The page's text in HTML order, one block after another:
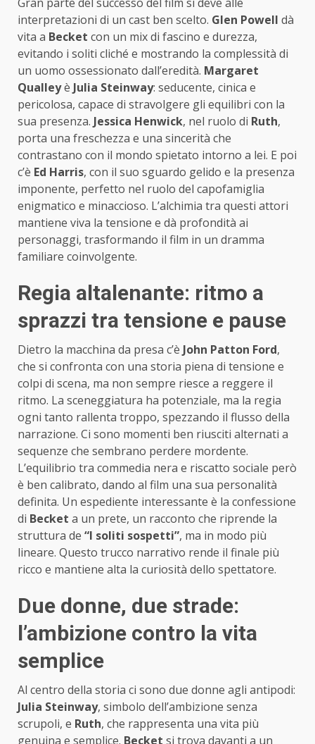
interpretazioni di un cast ben scelto. Glen Powell dà
vita a Becket con un mix di fascino e durezza,
evitando i soliti cliché e mostrando la complessità di
un uomo ossessionato dall’eredità. Margaret
Qualleyè Julia Steinway: seducente, cinica e
pericolosa, capace di stravolgere gli equilibri con la
sua presenza. Jessica Henwick, nel ruolo di Ruth,
porta una freschezza e una sincerità che
contrastano con il mondo spietato intorno a lei. E poi
c’è Ed Harris, con il suo sguardo gelido e la presenza
imponente, perfetto nel ruolo del capofamiglia
enigmatico e minaccioso. L’alchimia tra questi attori
mantiene viva la tensione e dà profondità ai
personaggi, trasformando il film in un dramma
familiare coinvolgente.
Regia altalenante: ritmo a
sprazzi tra tensione e pause
Dietro la macchina da presa c’è John Patton Ford,
che si confronta con una storia piena di tensione e
colpi di scena, ma non sempre riesce a reggere il
ritmo. La sceneggiatura ha potenziale, ma la regia
ogni tanto rallenta troppo, spezzando il flusso della
narrazione. Ci sono momenti ben riusciti alternati a
sequenze che sembrano perdere mordente.
L’equilibrio tra commedia nera e riscatto sociale però
è ben calibrato, dando al film una sua personalità
definita. Un espediente interessante è la confessione
di Becket a un prete, un racconto che riprende la
struttura de “I soliti sospetti”, ma in modo più
lineare. Questo trucco narrativo rende il finale più
ricco e mantiene alta la curiosità dello spettatore.
Due donne, due strade:
l’ambizione contro la vita
semplice
Al centro della storia ci sono due donne agli antipodi:
Julia Steinway, simbolo dell’ambizione senza
scrupoli, e Ruth, che rappresenta una vita più
genuina e semplice. Becket si trova davanti a un